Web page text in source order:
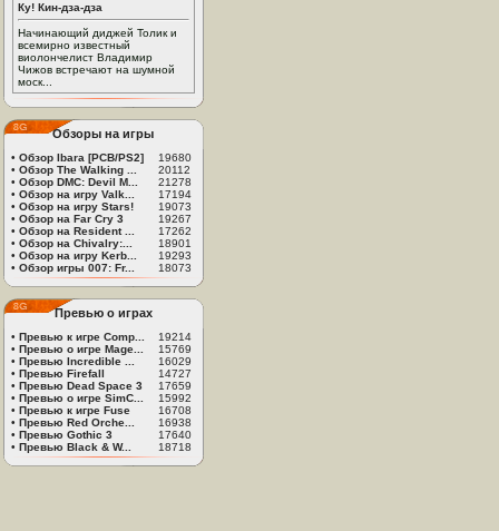
Ку! Кин-дза-дза
Начинающий диджей Толик и
всемирно известный
виолончелист Владимир
Чижов встречают на шумной
моск...
Обзоры на игры
• Обзор Ibara [PCB/PS2]
19680
• Обзор The Walking ...
20112
• Обзор DMC: Devil M...
21278
• Обзор на игру Valk...
17194
• Обзор на игру Stars!
19073
• Обзор на Far Cry 3
19267
• Обзор на Resident ...
17262
• Обзор на Chivalry:...
18901
• Обзор на игру Kerb...
19293
• Обзор игры 007: Fr... 18073
Превью о играх
• Превью к игре Comp...
19214
• Превью о игре Mage...
15769
• Превью Incredible ...
16029
• Превью Firefall
14727
• Превью Dead Space 3
17659
• Превью о игре SimC...
15992
• Превью к игре Fuse
16708
• Превью Red Orche...
16938
• Превью Gothic 3
17640
• Превью Black & W... 18718